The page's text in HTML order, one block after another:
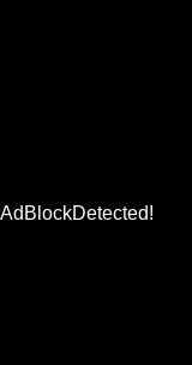
AdBlockDetected!